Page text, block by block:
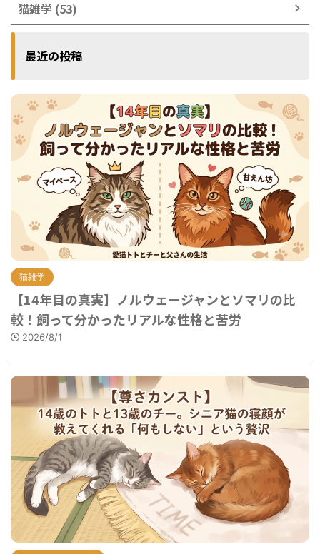
猫雑学 (53)
最近の投稿
猫雑学
【14年目の真実】ノルウェージャンとソマリの比
較！飼って分かったリアルな性格と苦労
2026/8/1